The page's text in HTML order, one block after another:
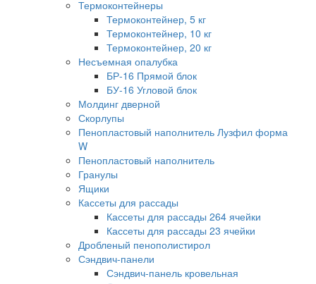
Термоконтейнеры
Термоконтейнер, 5 кг
Термоконтейнер, 10 кг
Термоконтейнер, 20 кг
Несъемная опалубка
БР-16 Прямой блок
БУ-16 Угловой блок
Молдинг дверной
Скорлупы
Пенопластовый наполнитель Лузфил форма
W
Пенопластовый наполнитель
Гранулы
Ящики
Кассеты для рассады
Кассеты для рассады 264 ячейки
Кассеты для рассады 23 ячейки
Дробленый пенополистирол
Сэндвич-панели
Сэндвич-панель кровельная